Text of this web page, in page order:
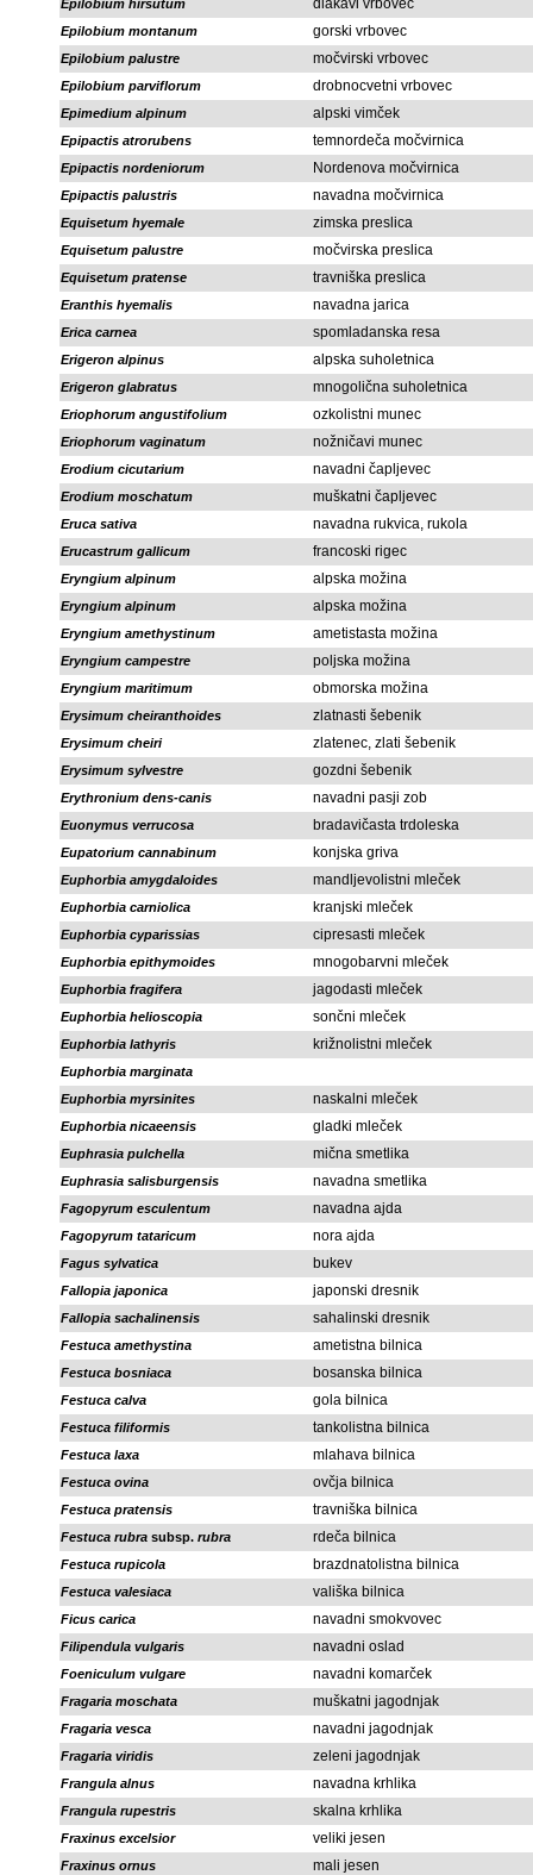
Epilobium hirsutum dlakavi vrbovec
Epilobium montanum gorski vrbovec
Epilobium palustre močvirski vrbovec
Epilobium parviflorum drobnocvetni vrbovec
Epimedium alpinum alpski vimček
Epipactis atrorubens temnordeča močvirnica
Epipactis nordeniorum Nordenova močvirnica
Epipactis palustris navadna močvirnica
Equisetum hyemale zimska preslica
Equisetum palustre močvirska preslica
Equisetum pratense travniška preslica
Eranthis hyemalis navadna jarica
Erica carnea spomladanska resa
Erigeron alpinus alpska suholetnica
Erigeron glabratus mnogolična suholetnica
Eriophorum angustifolium ozkolistni munec
Eriophorum vaginatum nožničavi munec
Erodium cicutarium navadni čapljevec
Erodium moschatum muškatni čapljevec
Eruca sativa navadna rukvica, rukola
Erucastrum gallicum francoski rigec
Eryngium alpinum alpska možina
Eryngium alpinum alpska možina
Eryngium amethystinum ametistasta možina
Eryngium campestre poljska možina
Eryngium maritimum obmorska možina
Erysimum cheiranthoides zlatnasti šebenik
Erysimum cheiri zlatenec, zlati šebenik
Erysimum sylvestre gozdni šebenik
Erythronium dens-canis navadni pasji zob
Euonymus verrucosa bradavičasta trdoleska
Eupatorium cannabinum konjska griva
Euphorbia amygdaloides mandljevolistni mleček
Euphorbia carniolica kranjski mleček
Euphorbia cyparissias cipresasti mleček
Euphorbia epithymoides mnogobarvni mleček
Euphorbia fragifera jagodasti mleček
Euphorbia helioscopia sončni mleček
Euphorbia lathyris križnolistni mleček
Euphorbia marginata
Euphorbia myrsinites
naskalni mleček
Euphorbia nicaeensis gladki mleček
Euphrasia pulchella mična smetlika
Euphrasia salisburgensis navadna smetlika
Fagopyrum esculentum navadna ajda
Fagopyrum tataricum nora ajda
Fagus sylvatica bukev
Fallopia japonica japonski dresnik
Fallopia sachalinensis sahalinski dresnik
Festuca amethystina ametistna bilnica
Festuca bosniaca bosanska bilnica
Festuca calva gola bilnica
Festuca filiformis tankolistna bilnica
Festuca laxa mlahava bilnica
Festuca ovina ovčja bilnica
Festuca pratensis travniška bilnica
Festuca rubra subsp. rubra rdeča bilnica
Festuca rupicola brazdnatolistna bilnica
Festuca valesiaca vališka bilnica
Ficus carica navadni smokvovec
Filipendula vulgaris navadni oslad
Foeniculum vulgare navadni komarček
Fragaria moschata muškatni jagodnjak
Fragaria vesca navadni jagodnjak
Fragaria viridis zeleni jagodnjak
Frangula alnus navadna krhlika
Frangula rupestris skalna krhlika
Fraxinus excelsior veliki jesen
Fraxinus ornus mali jesen